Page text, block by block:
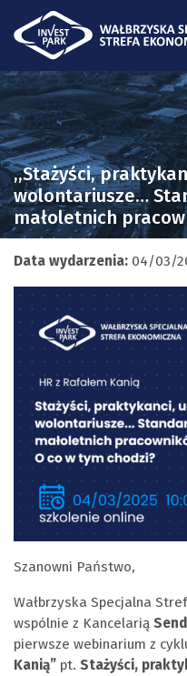
,,Stażyści,
wolontariusze…
małoletnich
Data wydarzenia: 04/03/
Szanowni Państwo,
Wałbrzyska Specjalna
wspólnie z Kancelarią
pierwsze webinarium z
Kanią” pt. Stażyści,